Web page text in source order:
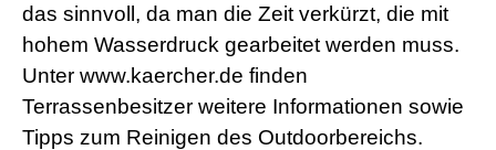
das sinnvoll, da man die Zeit verkürzt, die mit
hohem Wasserdruck gearbeitet werden muss.
Unter www.kaercher.de finden
Terrassenbesitzer weitere Informationen sowie
Tipps zum Reinigen des Outdoorbereichs.